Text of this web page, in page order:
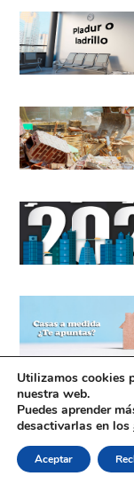
Chalets de
Utilizamos cookies
nuestra web.
Puedes aprender
desactivarlas en los
Aceptar